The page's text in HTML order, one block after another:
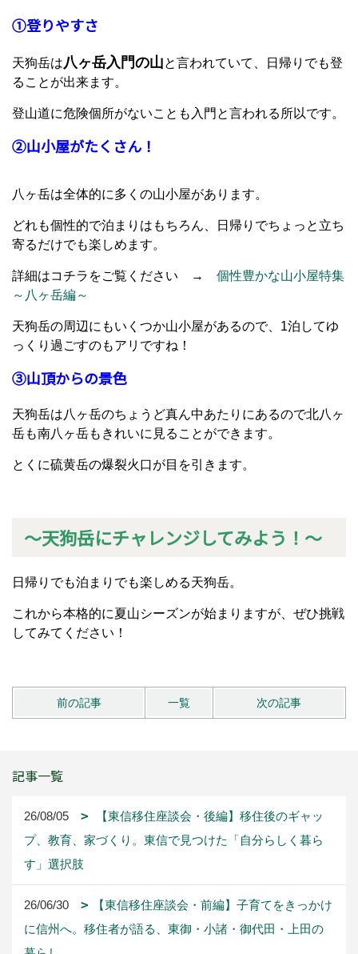
①登りやすさ
天狗岳は八ヶ岳入門の山と言われていて、日帰りでも登
ることが出来ます。
登山道に危険個所がないことも入門と言われる所以です。
②山小屋がたくさん！
八ヶ岳は全体的に多くの山小屋があります。
どれも個性的で泊まりはもちろん、日帰りでちょっと立ち
寄るだけでも楽しめます。
詳細はコチラをご覧ください →
個性豊かな山小屋特集
～八ヶ岳編～
天狗岳の周辺にもいくつか山小屋があるので、1泊してゆ
っくり過ごすのもアリですね！
③山頂からの景色
天狗岳は八ヶ岳のちょうど真ん中あたりにあるので北八ヶ
岳も南八ヶ岳もきれいに見ることができます。
とくに硫黄岳の爆裂火口が目を引きます。
～天狗岳にチャレンジしてみよう！～
日帰りでも泊まりでも楽しめる天狗岳。
これから本格的に夏山シーズンが始まりますが、ぜひ挑戦
してみてください！
前の記事 一覧 次の記事
記事一覧
26/08/05
【東信移住座談会・後編】移住後のギャッ
プ、教育、家づくり。東信で見つけた「自分らしく暮ら
す」選択肢
26/06/30
【東信移住座談会・前編】子育てをきっかけ
に信州へ。移住者が語る、東御・小諸・御代田・上田の